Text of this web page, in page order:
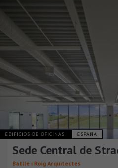
EDIFICIOS DE OFICINAS ESPAÑA
Sede Central de
Batlle i Roig Arquitectes